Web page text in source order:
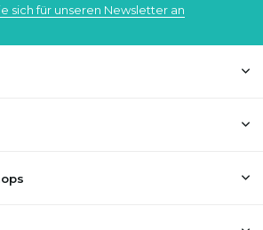
sich für unseren Newsletter an